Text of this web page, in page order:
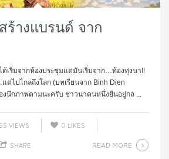
ร้างแบรนด์ จาก
ด้เริ่มจากห้องประชุมแต่มันเริ่มจาก…ท้องทุ่งนา!!
ไปไกลถึงโลก (บทเรียนจาก Binh Dien
งนึกภาพตามนะครับ ชาวนาคนหนึ่งยืนอยู่กล ...
VIEWS 0 LIKES
SHARE READ MORE